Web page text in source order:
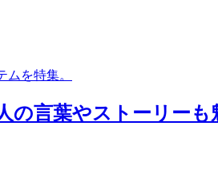
を特集。
の言葉やストーリーも